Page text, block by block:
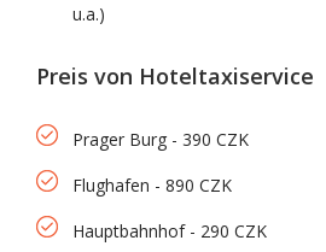
u.a.)
Preis von Hoteltaxiservice
Prager Burg - 390 CZK
Flughafen - 890 CZK
Hauptbahnhof - 290 CZK